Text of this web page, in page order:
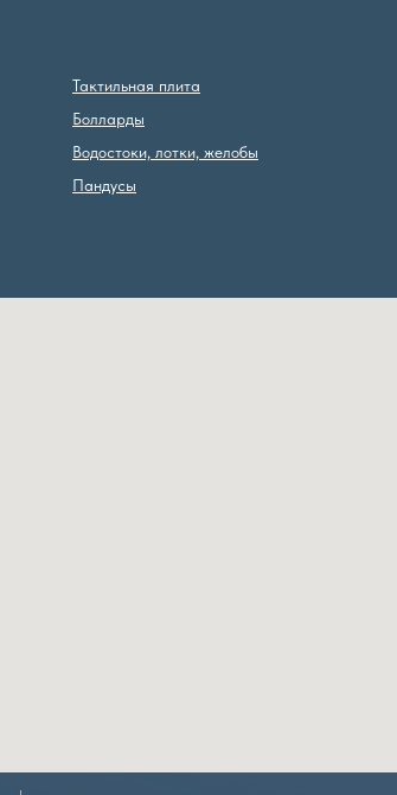
Тактильная плита
Болларды
Водостоки, лотки, желобы
Пандусы